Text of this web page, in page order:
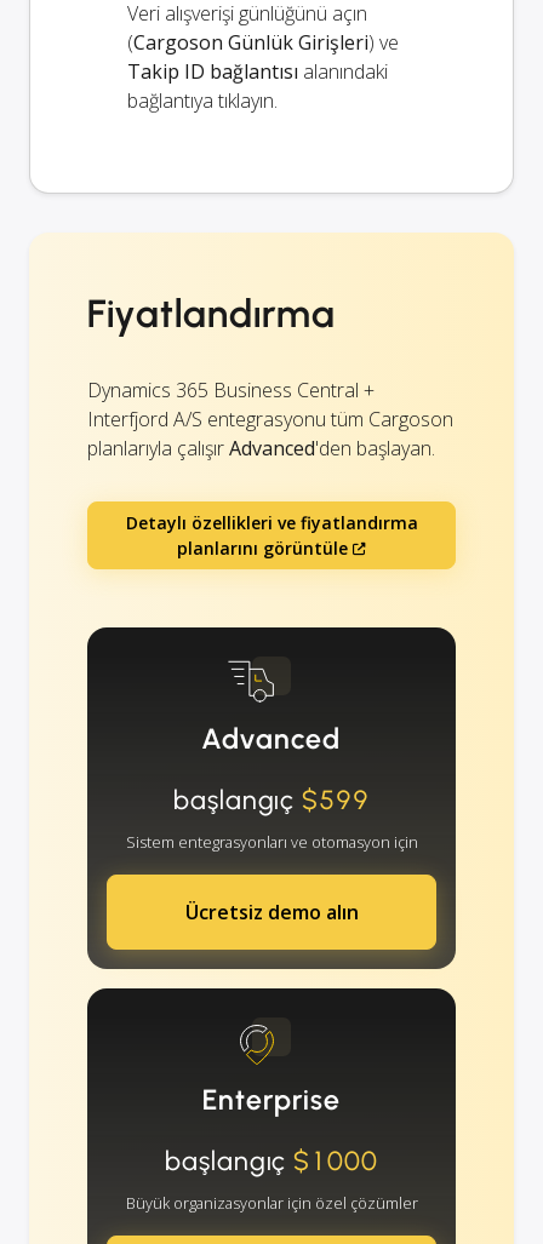
Veri alışverişi günlüğünü açın
(Cargoson Günlük Girişleri) ve
Takip ID bağlantısı alanındaki
bağlantıya tıklayın.
Fiyatlandırma
Dynamics 365 Business Central +
Interfjord A/S entegrasyonu tüm Cargoson
planlarıyla çalışırAdvanced'den başlayan.
Detaylı özellikleri ve fiyatlandırma
planlarını görüntüle
Advanced
başlangıç$599
Sistem entegrasyonları ve otomasyon için
Ücretsiz demo alın
Enterprise
başlangıç$1000
Büyük organizasyonlar için özel çözümler